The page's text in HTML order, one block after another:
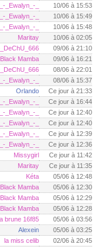
_-_Ewalyn_-_
10/06 à 15:53
_-_Ewalyn_-_
10/06 à 15:49
_-_Ewalyn_-_
10/06 à 15:48
Maritay
10/06 à 02:05
09/06 à 21:10
Black Mamba
09/06 à 16:21
08/06 à 22:01
_-_Ewalyn_-_
08/06 à 15:37
Orlando
Ce jour à 21:33
_-_Ewalyn_-_
Ce jour à 16:44
_-_Ewalyn_-_
Ce jour à 12:40
_-_Ewalyn_-_
Ce jour à 12:40
_-_Ewalyn_-_
Ce jour à 12:39
_-_Ewalyn_-_
Ce jour à 12:36
Missygirl
Ce jour à 11:42
Maritay
Ce jour à 11:35
Kéta
05/06 à 12:48
Black Mamba
05/06 à 12:30
Black Mamba
05/06 à 12:29
Black Mamba
05/06 à 12:28
brune 16f85
05/06 à 03:56
Alexein
05/06 à 03:25
la miss celib
02/06 à 20:45